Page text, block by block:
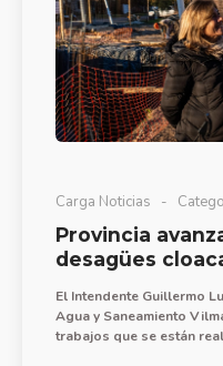
Carga Noticias
Provincia
desagües
El Intendente Guillermo
Agua y Saneamiento
trabajos que se están